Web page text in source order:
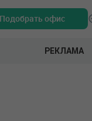
Подобрать офис
РЕКЛАМА